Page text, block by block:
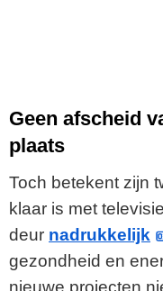
Geen afscheid
plaats
Toch betekent zijn
klaar is met
deur nadrukkelijk
gezondheid en
nieuwe projecten